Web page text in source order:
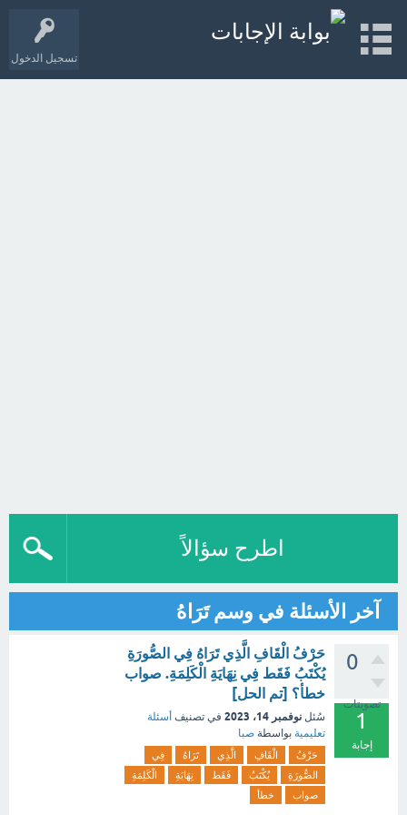
تسجيل الدخول
اطرح سؤالاً
آخر الأسئلة في وسم تَرَاهُ
0
تصويتات
1
إجابة
حَرْفُ الْقَافِ الَّذِي تَرَاهُ فِي الصُّورَةِ
يُكْتَبُ فَقَط فِي نِهَايَةِ الْكَلِمَةِ. صواب
خطأ؟ [تم الحل]
سُئل نوفمبر 14، 2023 في تصنيف أسئلة
تعليمية بواسطة صبا
حَرْفُ الْقَافِ الَّذِي تَرَاهُ
فِي
الصُّورَةِ
يُكْتَبُ فَقَط نِهَايَةِ
الْكَلِمَةِ
صواب
خطأ